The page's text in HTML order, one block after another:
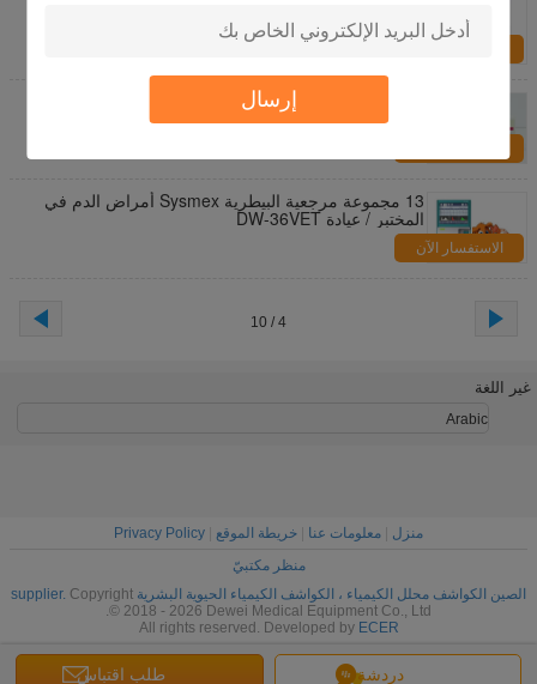
إرسال
الحيوية محلول الغسيل
AXSYM I1000 Ci62002
13 مجموعة مرجعية البيطرية Sysmex أمراض الدم في
المختبر / عيادة DW-36VET
الاستفسار الآن
4 / 10
دردشة طلب اقتباس
غير اللغة
Arabic
منزل معلومات عنا خريطة الموقع
Privacy Policy
منظر مكتبيّ
الصين الكواشف محلل الكيمياء ، الكواشف الكيمياء الحيوية البشرية supplier. Copyright
© 2018 - 2026 Dewei Medical Equipment Co., Ltd.
All rights reserved. Developed by ECER